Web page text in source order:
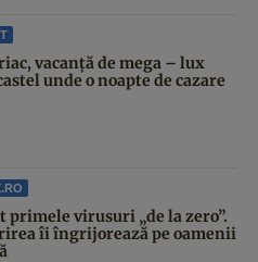
vacanță de mega – lux
unde o noapte de cazare
primele virusuri „de la zero”.
îi îngrijorează pe oamenii